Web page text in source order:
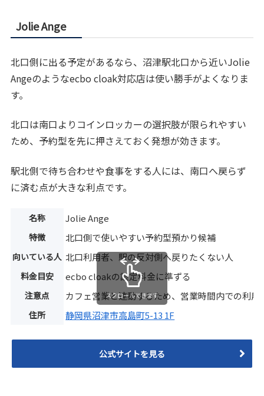
Jolie Ange
北口側に出る予定があるなら、沼津駅北口から近いJolie
Angeのようなecbo cloak対応店は使い勝手がよくなりま
す。
北口は南口よりコインロッカーの選択肢が限られやすい
ため、予約型を先に押さえておく発想が効きます。
駅北側で待ち合わせや食事をする人には、南口へ戻らず
に済む点が大きな利点です。
名称 Jolie Ange
特徴 北口側で使いやすい予約型預かり候補
向いている人 北口利用者、駅の反対側へ戻りたくない人
料金目安 ecbo cloakの設定料金に準ずる
注意点 カフェ営業と連動するため、営業時間内での利用
住所 静岡県沼津市高島町5-13 1F
スクロールできます
公式サイトを見る